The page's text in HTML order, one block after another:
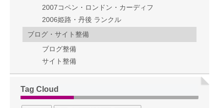
2007コペン・ロンドン・カーディフ
2006姫路・丹後 ランクル
ブログ・サイト整備
ブログ整備
サイト整備
Tag Cloud